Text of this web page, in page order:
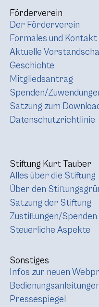
Förderverein
Der Förderverein
Formales und Kontakt
Aktuelle
Geschichte
Mitgliedsantrag
Spenden/
Satzung zum
Datenschutzrichtlinie
Stiftung Kurt Tauber
Alles über die Stiftung
Über den
Satzung der Stiftung
Zustiftungen/Spenden
Steuerliche Aspekte
Sonstiges
Infos zur neuen
Pressespiegel